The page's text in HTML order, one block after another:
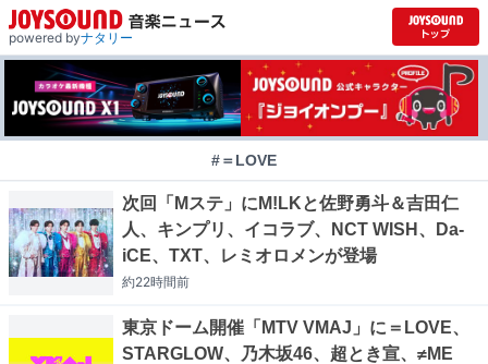
powered byナタリー
#＝LOVE
次回「Mステ」にM!LKと佐野勇斗＆吉田仁
人、キンプリ、イコラブ、NCT WISH、Da-
iCE、TXT、レミオロメンが登場
約22時間前
東京ドーム開催「MTV VMAJ」に＝LOVE、
STARGLOW、乃木坂46、超とき宣、≠ME